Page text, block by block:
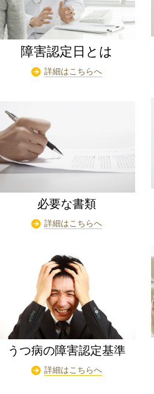
障害認定日とは
詳細はこちらへ
必要な書類
詳細はこちらへ
うつ病の障害認定基準
詳細はこちらへ